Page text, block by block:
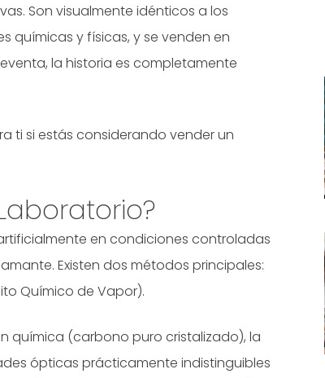
Son visualmente idénticos a los
químicas y físicas, y se venden en
la historia es completamente
ti si estás considerando vender un
en condiciones controladas
Existen dos métodos principales:
Químico de Vapor).
química (carbono puro cristalizado), la
ópticas prácticamente indistinguibles